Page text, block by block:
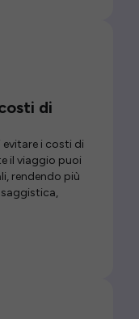
di
evitare i costi di
il viaggio puoi
rendendo più